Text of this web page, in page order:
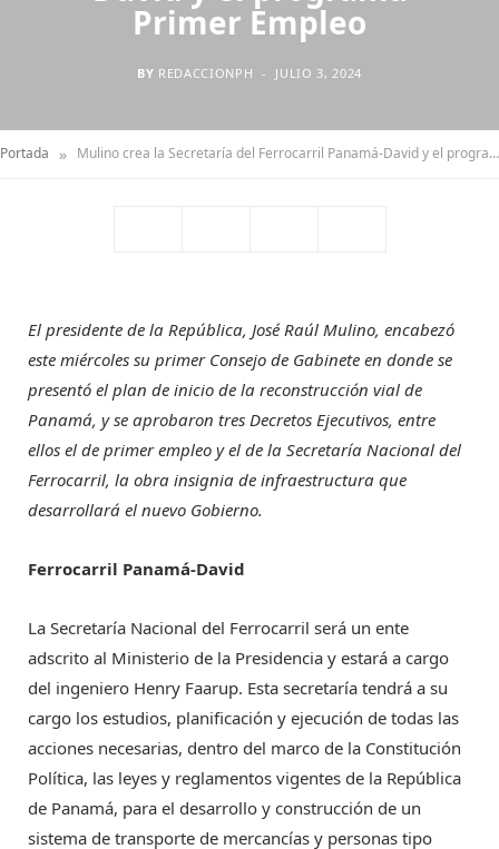
Primer Empleo
BY REDACCIONPH JULIO 3, 2024
Portada » Mulino crea la Secretaría del Ferrocarril Panamá-David y el programa Primer Empleo
El presidente de la República, José Raúl Mulino, encabezó
este miércoles su primer Consejo de Gabinete en donde se
presentó el plan de inicio de la reconstrucción vial de
Panamá, y se aprobaron tres Decretos Ejecutivos, entre
ellos el de primer empleo y el de la Secretaría Nacional del
Ferrocarril, la obra insignia de infraestructura que
desarrollará el nuevo Gobierno.
Ferrocarril Panamá-David
La Secretaría Nacional del Ferrocarril será un ente
adscrito al Ministerio de la Presidencia y estará a cargo
del ingeniero Henry Faarup. Esta secretaría tendrá a su
cargo los estudios, planificación y ejecución de todas las
acciones necesarias, dentro del marco de la Constitución
Política, las leyes y reglamentos vigentes de la República
de Panamá, para el desarrollo y construcción de un
sistema de transporte de mercancías y personas tipo